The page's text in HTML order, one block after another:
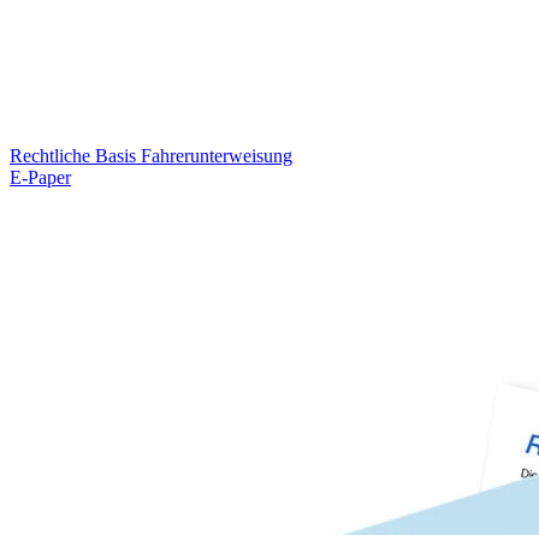
Rechtliche Basis Fahrerunterweisung
E-Paper